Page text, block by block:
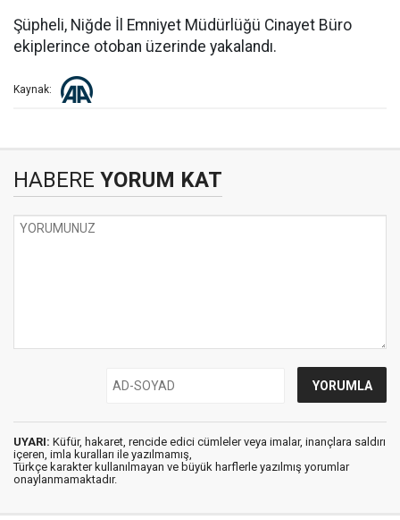
Şüpheli, Niğde İl Emniyet Müdürlüğü Cinayet Büro
ekiplerince otoban üzerinde yakalandı.
Kaynak:
HABERE YORUM KAT
UYARI: Küfür, hakaret, rencide edici cümleler veya imalar, inançlara saldırı
içeren, imla kuralları ile yazılmamış,
Türkçe karakter kullanılmayan ve büyük harflerle yazılmış yorumlar
onaylanmamaktadır.